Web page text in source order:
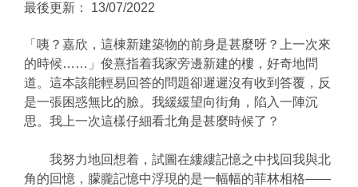
最後更新： 13/07/2022
「咦？嘉欣，這棟新建築物的前身是甚麼呀？上一次來
的時候……」俊熹指着我家旁邊新建的樓，好奇地問
道。這本該能輕易回答的問題卻遲遲沒有收到答覆，反
是一張困惑無比的臉。我緩緩望向街角，陷入一陣沉
思。我上一次這樣仔細看北角是甚麼時候了？
我努力地回想着，試圖在縷縷記憶之中找回我與北
角的回憶，朦朧記憶中浮現的是一幅幅的菲林相格——